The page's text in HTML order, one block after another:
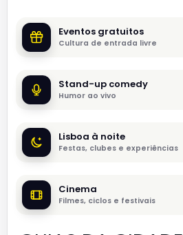
Eventos gratuitos
Cultura de entrada livre
Stand-up comedy
Humor ao vivo
Lisboa à noite
Festas, clubes e experiências
Cinema
Filmes, ciclos e festivais